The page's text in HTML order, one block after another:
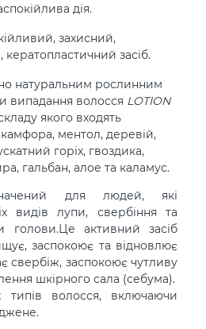
дія.
захисний,
засіб.
натуральним рослинним
випадання волосся LOTION
якого входять
ментол, деревій,
горіх, гвоздика,
гальбан, алое та каламус.
для людей, які
видів лупи, свербіння та
голови.Це активний засіб
заспокоює та відновлює
свербіж, заспокоює чутливу
шкірного сала (себума).
типів волосся, включаючи